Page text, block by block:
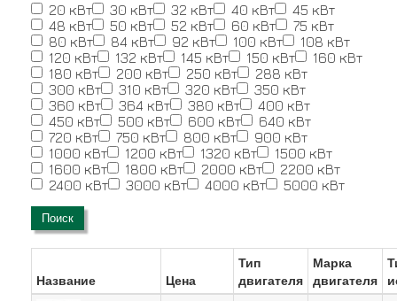
20 кВт
30 кВт 32 кВт 40 кВт
45 кВт
48 кВт
50 кВт 52 кВт 60 кВт
75 кВт
80 кВт
84 кВт 92 кВт 100 кВт
108 кВт
120 кВт
132 кВт 145 кВт 150 кВт
160 кВт
180 кВт
200 кВт 250 кВт
288 кВт
300 кВт
310 кВт 320 кВт
350 кВт
360 кВт
364 кВт 380 кВт
400 кВт
450 кВт
500 кВт 600 кВт
640 кВт
720 кВт
750 кВт 800 кВт
900 кВт
1000 кВт
1200 кВт 1320 кВт
1500 кВт
1600 кВт
1800 кВт 2000 кВт
2200 кВт
2400 кВт
3000 кВт 4000 кВт 5000 кВт
Поиск
Название Цена
Тип
двигателя
Марка
двигателя